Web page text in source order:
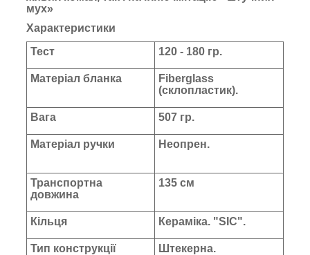
мух»
Характеристики
Тест
120 - 180 гр.
Матеріал бланка
Fiberglass
(склопластик).
Вага 507 гр.
Матеріал ручки Неопрен.
Транспортна
довжина
135 см
Кільця Кераміка. "SIC".
Тип конструкції Штекерна.